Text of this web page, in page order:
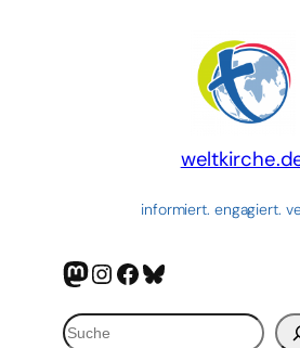
informiert. engagiert.
Mastodon
Instagram
Facebook
Bluesky
Suchen